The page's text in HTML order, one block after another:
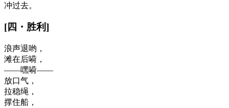
冲过去。
[四 ・ 胜利]
浪声退哟，
滩在后嗬，
——嘿嗬——
放口气，
拉稳绳，
撑住船，